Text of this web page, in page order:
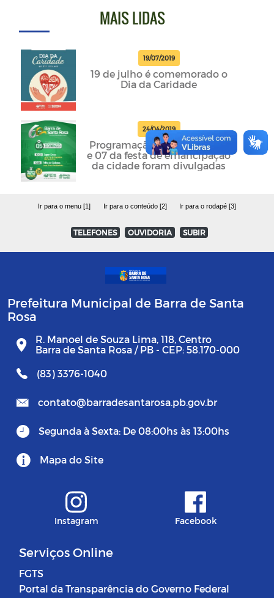
MAIS LIDAS
19/07/2019
19 de julho é comemorado o
Dia da Caridade
24/04/2019
Programação dos dias 05, 06
e 07 da festa de emancipação
da cidade foram divulgadas
Ir para o menu [1] Ir para o conteúdo [2] Ir para o rodapé [3]
TELEFONES OUVIDORIA SUBIR
Prefeitura Municipal de Barra de Santa
Rosa
R. Manoel de Souza Lima, 118, Centro
Barra de Santa Rosa / PB - CEP: 58.170-000
(83) 3376-1040
contato@barradesantarosa.pb.gov.br
Segunda à Sexta: De 08:00hs às 13:00hs
Mapa do Site
Instagram Facebook
Serviços Online
FGTS
Portal da Transparência do Governo Federal